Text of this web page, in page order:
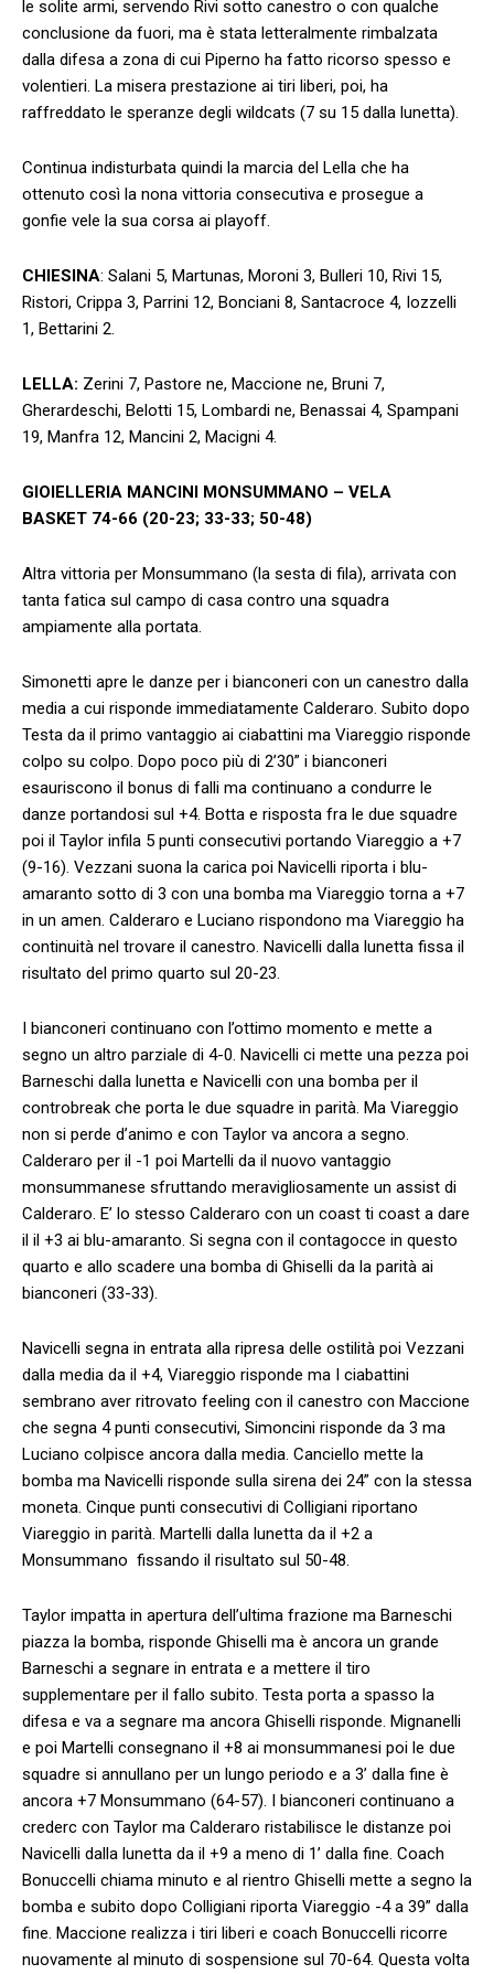
le solite armi, servendo Rivi sotto canestro o con qualche
conclusione da fuori, ma è stata letteralmente rimbalzata
dalla difesa a zona di cui Piperno ha fatto ricorso spesso e
volentieri. La misera prestazione ai tiri liberi, poi, ha
raffreddato le speranze degli wildcats (7 su 15 dalla lunetta).
Continua indisturbata quindi la marcia del Lella che ha
ottenuto così la nona vittoria consecutiva e prosegue a
gonfie vele la sua corsa ai playoff.
CHIESINA: Salani 5, Martunas, Moroni 3, Bulleri 10, Rivi 15,
Ristori, Crippa 3, Parrini 12, Bonciani 8, Santacroce 4, Iozzelli
1, Bettarini 2.
LELLA: Zerini 7, Pastore ne, Maccione ne, Bruni 7,
Gherardeschi, Belotti 15, Lombardi ne, Benassai 4, Spampani
19, Manfra 12, Mancini 2, Macigni 4.
GIOIELLERIA MANCINI MONSUMMANO – VELA
BASKET 74-66 (20-23; 33-33; 50-48)
Altra vittoria per Monsummano (la sesta di fila), arrivata con
tanta fatica sul campo di casa contro una squadra
ampiamente alla portata.
Simonetti apre le danze per i bianconeri con un canestro dalla
media a cui risponde immediatamente Calderaro. Subito dopo
Testa da il primo vantaggio ai ciabattini ma Viareggio risponde
colpo su colpo. Dopo poco più di 2’30” i bianconeri
esauriscono il bonus di falli ma continuano a condurre le
danze portandosi sul +4. Botta e risposta fra le due squadre
poi il Taylor infila 5 punti consecutivi portando Viareggio a +7
(9-16). Vezzani suona la carica poi Navicelli riporta i blu-
amaranto sotto di 3 con una bomba ma Viareggio torna a +7
in un amen. Calderaro e Luciano rispondono ma Viareggio ha
continuità nel trovare il canestro. Navicelli dalla lunetta fissa il
risultato del primo quarto sul 20-23.
I bianconeri continuano con l’ottimo momento e mette a
segno un altro parziale di 4-0. Navicelli ci mette una pezza poi
Barneschi dalla lunetta e Navicelli con una bomba per il
controbreak che porta le due squadre in parità. Ma Viareggio
non si perde d’animo e con Taylor va ancora a segno.
Calderaro per il -1 poi Martelli da il nuovo vantaggio
monsummanese sfruttando meravigliosamente un assist di
Calderaro. E’ lo stesso Calderaro con un coast ti coast a dare
il il +3 ai blu-amaranto. Si segna con il contagocce in questo
quarto e allo scadere una bomba di Ghiselli da la parità ai
bianconeri (33-33).
Navicelli segna in entrata alla ripresa delle ostilità poi Vezzani
dalla media da il +4, Viareggio risponde ma I ciabattini
sembrano aver ritrovato feeling con il canestro con Maccione
che segna 4 punti consecutivi, Simoncini risponde da 3 ma
Luciano colpisce ancora dalla media. Canciello mette la
bomba ma Navicelli risponde sulla sirena dei 24” con la stessa
moneta. Cinque punti consecutivi di Colligiani riportano
Viareggio in parità. Martelli dalla lunetta da il +2 a
Monsummano fissando il risultato sul 50-48.
Taylor impatta in apertura dell’ultima frazione ma Barneschi
piazza la bomba, risponde Ghiselli ma è ancora un grande
Barneschi a segnare in entrata e a mettere il tiro
supplementare per il fallo subito. Testa porta a spasso la
difesa e va a segnare ma ancora Ghiselli risponde. Mignanelli
e poi Martelli consegnano il +8 ai monsummanesi poi le due
squadre si annullano per un lungo periodo e a 3’ dalla fine è
ancora +7 Monsummano (64-57). I bianconeri continuano a
crederc con Taylor ma Calderaro ristabilisce le distanze poi
Navicelli dalla lunetta da il +9 a meno di 1’ dalla fine. Coach
Bonuccelli chiama minuto e al rientro Ghiselli mette a segno la
bomba e subito dopo Colligiani riporta Viareggio -4 a 39” dalla
fine. Maccione realizza i tiri liberi e coach Bonuccelli ricorre
nuovamente al minuto di sospensione sul 70-64. Questa volta